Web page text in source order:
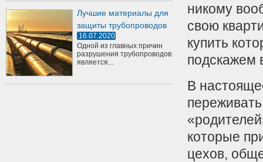
Лучшие материалы для
защиты трубопроводов
16.07.2020
Одной из главных причин
разрушения трубопроводов
является...
никому
свою
купить
подскажем
В
которые
цехов,